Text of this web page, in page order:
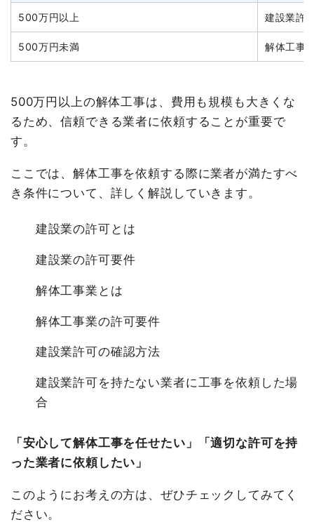
500万円以上 建設業許
500万円未満 解体工事
500万円以上の解体工事は、費用も規模も大きくな
るため、信頼できる業者に依頼することが重要で
す。
ここでは、解体工事を依頼する際に業者が満たすべ
き条件について、詳しく解説していきます。
建設業の許可とは
建設業の許可要件
解体工事業とは
解体工事業の許可要件
建設業許可の確認方法
建設業許可を持たない業者に工事を依頼した場
合
「安心して解体工事を任せたい」「適切な許可を持
った業者に依頼したい」
このようにお考えの方は、ぜひチェックしてみてく
ださい。